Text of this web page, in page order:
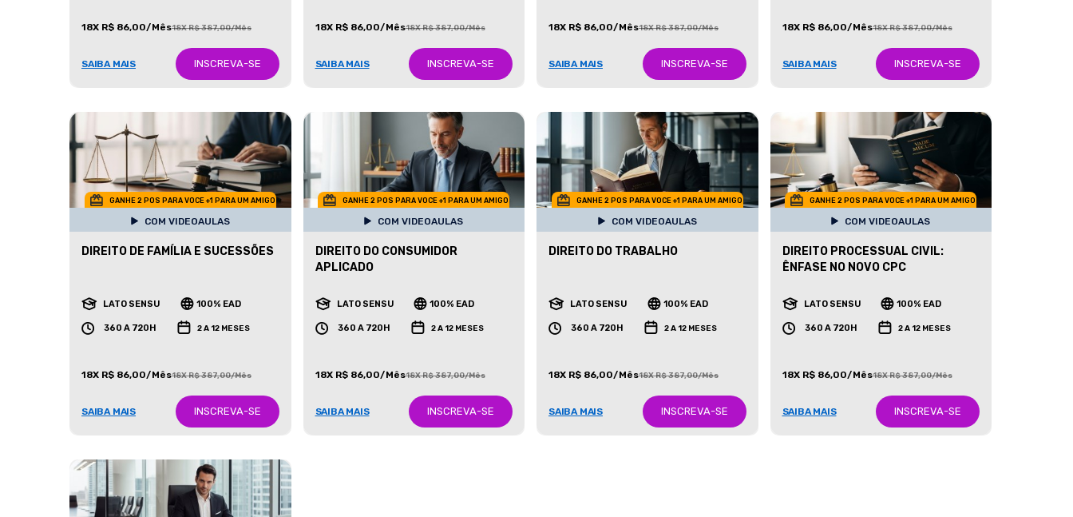
18X R$ 86,00/Mês18X R$ 387,00/Mês
SAIBA MAIS INSCREVA-SE
18X R$ 86,00/Mês18X R$ 387,00/Mês
SAIBA MAIS INSCREVA-SE
18X R$ 86,00/Mês18X R$ 387,00/Mês
SAIBA MAIS INSCREVA-SE
18X R$ 86,00/Mês18X R$ 387,00/Mês
SAIBA MAIS INSCREVA-SE
GANHE 2 POS PARA VOCE +1 PARA UM AMIGO
COM VIDEOAULAS
DIREITO DE FAMÍLIA E SUCESSÕES
LATO SENSU 100% EAD
360 A 720H 2 A 12 MESES
18X R$ 86,00/Mês18X R$ 387,00/Mês
SAIBA MAIS INSCREVA-SE
GANHE 2 POS PARA VOCE +1 PARA UM AMIGO
COM VIDEOAULAS
DIREITO DO CONSUMIDOR
APLICADO
LATO SENSU 100% EAD
360 A 720H 2 A 12 MESES
18X R$ 86,00/Mês18X R$ 387,00/Mês
SAIBA MAIS INSCREVA-SE
GANHE 2 POS PARA VOCE +1 PARA UM AMIGO
COM VIDEOAULAS
DIREITO DO TRABALHO
LATO SENSU 100% EAD
360 A 720H 2 A 12 MESES
18X R$ 86,00/Mês18X R$ 387,00/Mês
SAIBA MAIS INSCREVA-SE
GANHE 2 POS PARA VOCE +1 PARA UM AMIGO
COM VIDEOAULAS
DIREITO PROCESSUAL CIVIL:
ÊNFASE NO NOVO CPC
LATO SENSU 100% EAD
360 A 720H 2 A 12 MESES
18X R$ 86,00/Mês18X R$ 387,00/Mês
SAIBA MAIS INSCREVA-SE